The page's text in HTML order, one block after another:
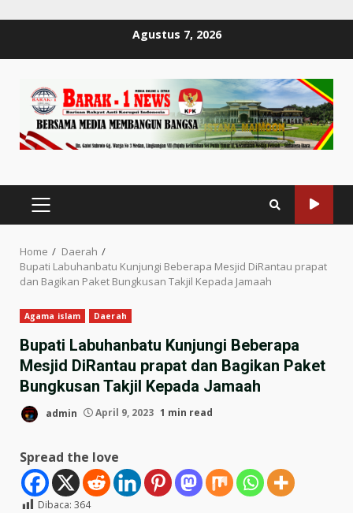
Agustus 7, 2026
PRIMARY
MENU
Home
Daerah
Bupati Labuhanbatu Kunjungi Beberapa Mesjid DiRantau prapat
dan Bagikan Paket Bungkusan Takjil Kepada Jamaah
Agama islam Daerah
Bupati Labuhanbatu Kunjungi Beberapa
Mesjid DiRantau prapat dan Bagikan Paket
Bungkusan Takjil Kepada Jamaah
admin April 9, 2023 1 min read
Spread the love
Dibaca: 364